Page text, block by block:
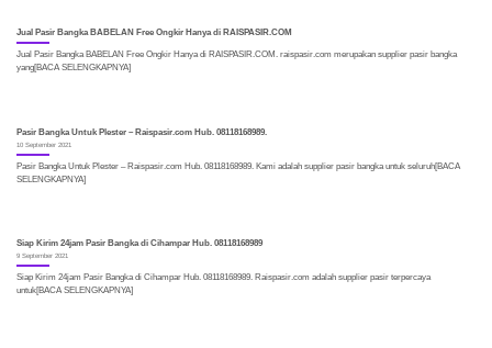
Jual Pasir Bangka BABELAN Free Ongkir Hanya di RAISPASIR.COM
Jual Pasir Bangka BABELAN Free Ongkir Hanya di RAISPASIR.COM. raispasir.com merupakan supplier pasir bangka
yang[BACA SELENGKAPNYA]
Pasir Bangka Untuk Plester – Raispasir.com Hub. 08118168989.
10 September 2021
Pasir Bangka Untuk Plester – Raispasir.com Hub. 08118168989. Kami adalah supplier pasir bangka untuk seluruh[BACA
SELENGKAPNYA]
Siap Kirim 24jam Pasir Bangka di Cihampar Hub. 08118168989
9 September 2021
Siap Kirim 24jam Pasir Bangka di Cihampar Hub. 08118168989. Raispasir.com adalah supplier pasir terpercaya
untuk[BACA SELENGKAPNYA]